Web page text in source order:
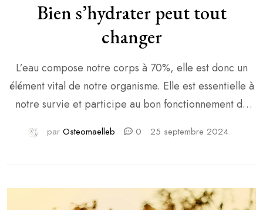
Bien s’hydrater peut tout
changer
L’eau compose notre corps à 70%, elle est donc un
élément vital de notre organisme. Elle est essentielle à
notre survie et participe au bon fonctionnement de
BOOSTE VOTRE ÉNERGIE
Une baisse de régime
par Osteomaelleb 0 25 septembre 2024